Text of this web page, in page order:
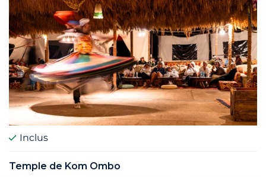
Inclus
Temple de Kom Ombo